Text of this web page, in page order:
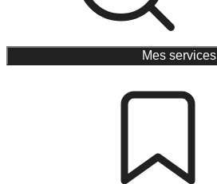
Mes services